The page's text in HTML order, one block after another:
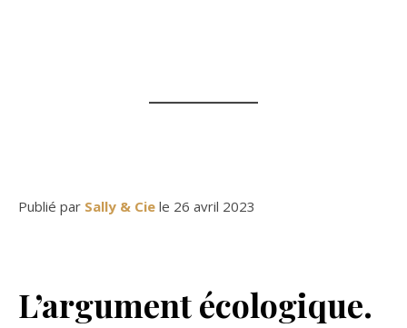
Publié par Sally & Cie le 26 avril 2023
L’argument écologique.